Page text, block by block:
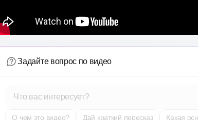
Задайте вопрос по видео
Что вас интересует?
О чем это видео? Дай краткий пересказ Какая